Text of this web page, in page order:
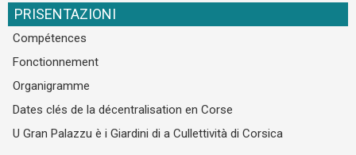
PRISENTAZIONI
Compétences
Fonctionnement
Organigramme
Dates clés de la décentralisation en Corse
U Gran Palazzu è i Giardini di a Cullettività di Corsica